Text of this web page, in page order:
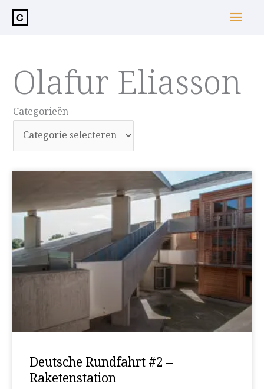
inhoud
Olafur Eliasson
Categorieën
Categorieën
Deutsche Rundfahrt #2 –
Raketenstation